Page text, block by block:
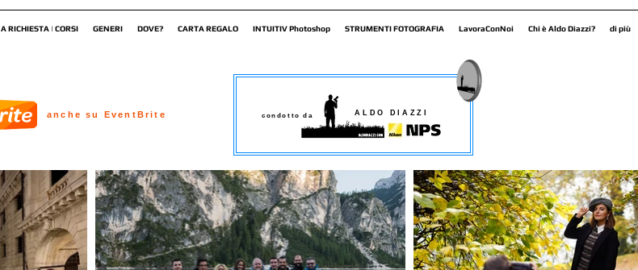
A RICHIESTA | CORSI GENERI DOVE? CARTA REGALO INTUITIV Photoshop STRUMENTI FOTOGRAFIA LavoraConNoi Chi è Aldo Diazzi? di più
condotto da ALDO DIAZZI
anche su EventBrite